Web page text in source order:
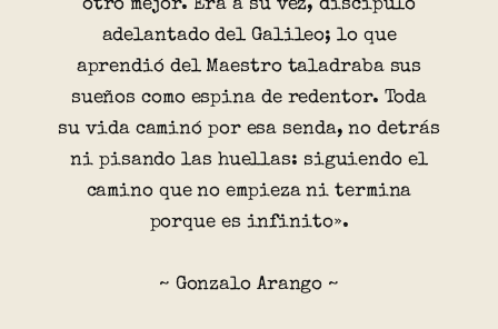
otro mejor. Era a su vez, discípulo
adelantado del Galileo; lo que
aprendió del Maestro taladraba sus
sueños como espina de redentor. Toda
su vida caminó por esa senda, no detrás
ni pisando las huellas: siguiendo el
camino que no empieza ni termina
porque es infinito».
~ Gonzalo Arango ~